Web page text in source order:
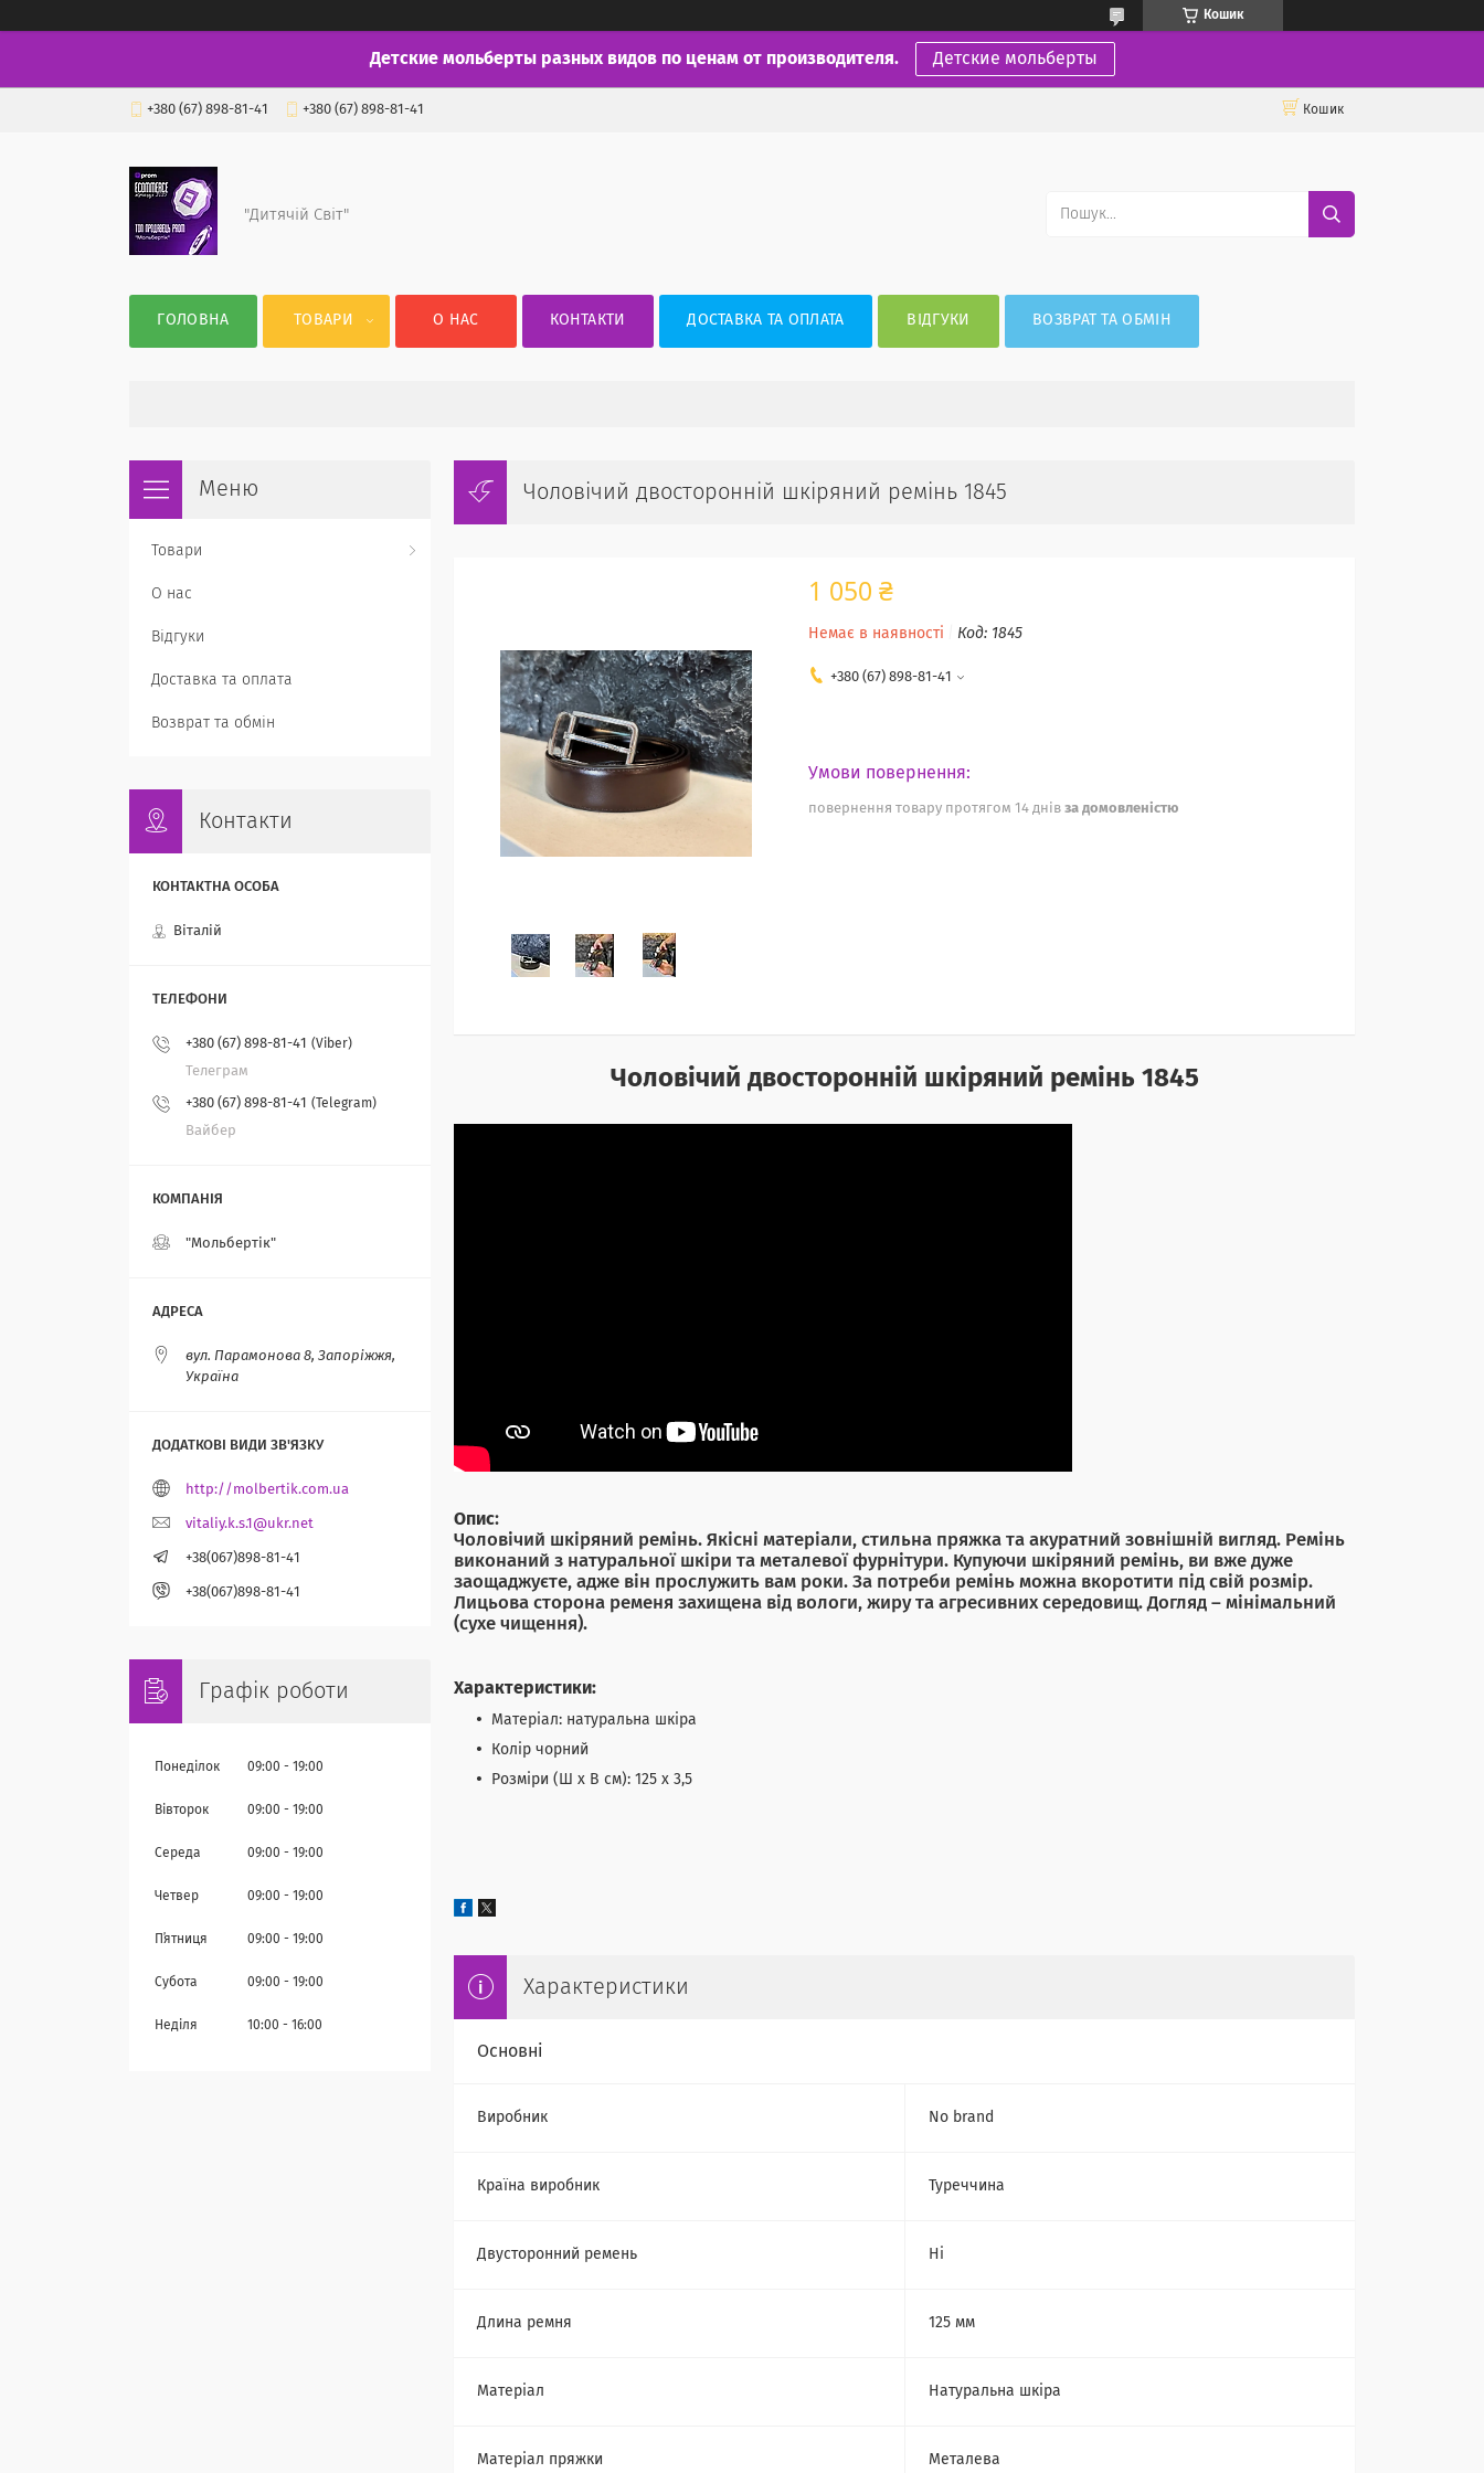
Кошик
Детские мольберты разных видов по ценам от производителя. Детские мольберты
+380 (67) 898-81-41 +380 (67) 898-81-41 Кошик
"Дитячій Світ"
ГОЛОВНА ТОВАРИ О НАС КОНТАКТИ ДОСТАВКА ТА ОПЛАТА ВІДГУКИ ВОЗВРАТ ТА ОБМІН
Чоловічий двосторонній шкіряний ремінь 1845
1 050 ₴
Немає в наявності Код: 1845
+380 (67) 898-81-41
повернення товару протягом 14 днів за домовленістю
Чоловічий двосторонній шкіряний ремінь 1845
Опис:
Чоловічий шкіряний ремінь. Якісні матеріали, стильна пряжка та акуратний зовнішній вигляд. Ремінь
виконаний з натуральної шкіри та металевої фурнітури. Купуючи шкіряний ремінь, ви вже дуже
заощаджуєте, адже він прослужить вам роки. За потреби ремінь можна вкоротити під свій розмір.
Лицьова сторона ременя захищена від вологи, жиру та агресивних середовищ. Догляд – мінімальний
(сухе чищення).
Характеристики:
Матеріал: натуральна шкіра
Колір чорний
Розміри (Ш х В см): 125 х 3,5
Характеристики
Основні
Виробник No brand
Країна виробник Туреччина
Двусторонний ремень Ні
Длина ремня 125 мм
Матеріал Натуральна шкіра
Матеріал пряжки Металева
Товари
О нас
Відгуки
Доставка та оплата
Возврат та обмін
Контакти
Віталій
+380 (67) 898-81-41 Viber
Телеграм
+380 (67) 898-81-41 Telegram
Вайбер
"Мольбертік"
вул. Парамонова 8, Запоріжжя,
Україна
http://molbertik.com.ua
vitaliy.k.s.1@ukr.net
+38(067)898-81-41
+38(067)898-81-41
Графік роботи
Понеділок 09:00 19:00
Вівторок 09:00 19:00
Середа 09:00 19:00
Четвер 09:00 19:00
Пʼятниця 09:00 19:00
Субота 09:00 19:00
Неділя 10:00 16:00